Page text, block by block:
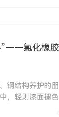
”——氯化橡
钢结构养护的
，轻则漆面褪